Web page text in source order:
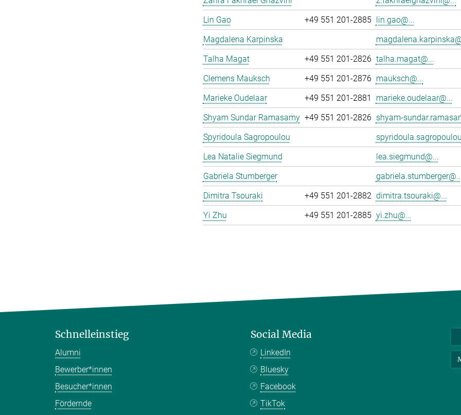
Lin Gao
+49 551 201-2885 lin.gao@...
Magdalena Karpinska
Talha Magat
+49 551 201-2826 talha.magat@...
Clemens Mauksch
+49 551 201-2876 mauksch@...
Marieke Oudelaar
+49 551 201-2881
marieke.oudelaar@...
Shyam Sundar Ramasamy +49 551 201-2826 shyam-
Spyridoula Sagropoulou
Lea Natalie Siegmund
lea.siegmund@...
Gabriela Stumberger
gabriela.stumberger@...
Dimitra Tsouraki
+49 551 201-2882 dimitra.tsouraki@...
Yi Zhu
+49 551 201-2885 yi.zhu@...
Schnelleinstieg
Alumni
Bewerber*innen
Besucher*innen
Fördernde
Social Media
LinkedIn
Bluesky
Facebook
TikTok